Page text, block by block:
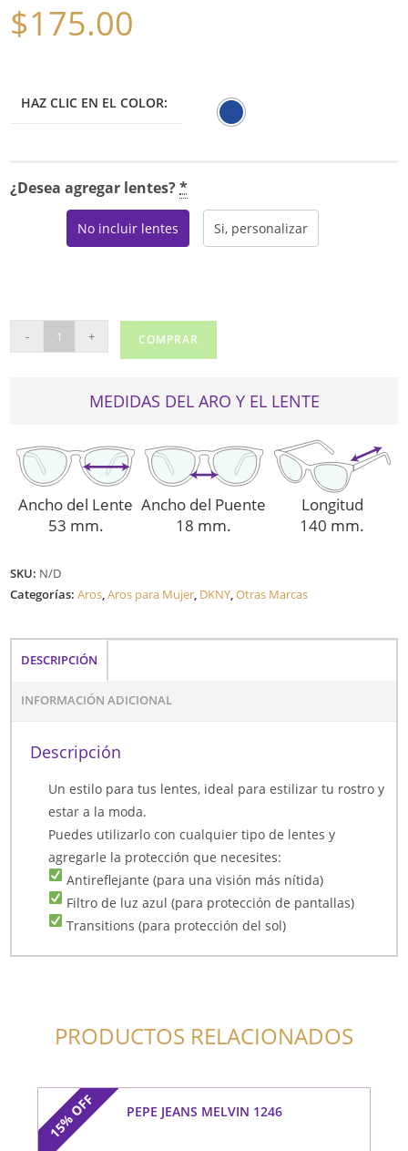
$175.00
HAZ CLIC EN EL COLOR:
¿Desea agregar lentes?*
No incluir lentes Si, personalizar
1002
- + COMPRAR
MEDIDAS DEL ARO Y EL LENTE
Ancho del Lente
53 mm.
Ancho del Puente
18 mm.
Longitud
140 mm.
SKU: N/D
Categorías:Aros,Aros para Mujer, DKNY,Otras Marcas
DESCRIPCIÓN
INFORMACIÓN ADICIONAL
Descripción
Un estilo para tus lentes, ideal para estilizar tu rostro y
estar a la moda.
Puedes utilizarlo con cualquier tipo de lentes y
agregarle la protección que necesites:
Antireflejante (para una visión más nítida)
Filtro de luz azul (para protección de pantallas)
Transitions (para protección del sol)
PRODUCTOS RELACIONADOS
15%
OFF PEPE JEANS MELVIN 1246